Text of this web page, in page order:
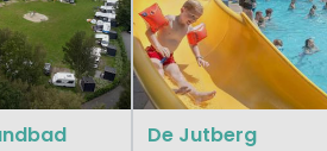
De Jutberg